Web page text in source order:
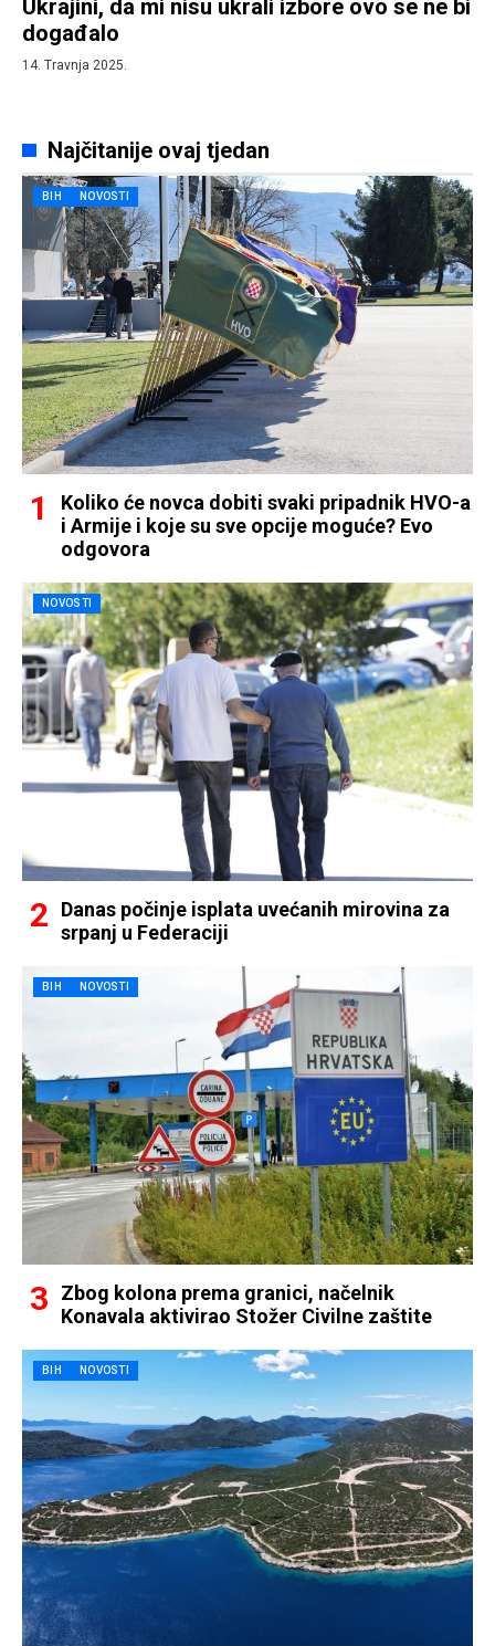
Ukrajini, da mi nisu ukrali izbore ovo se ne bi
događalo
14. Travnja 2025.
Najčitanije ovaj tjedan
BIH NOVOSTI
Koliko će novca dobiti svaki pripadnik HVO-a
i Armije i koje su sve opcije moguće? Evo
odgovora
NOVOSTI
Danas počinje isplata uvećanih mirovina za
srpanj u Federaciji
BIH NOVOSTI
Zbog kolona prema granici, načelnik
Konavala aktivirao Stožer Civilne zaštite
BIH NOVOSTI